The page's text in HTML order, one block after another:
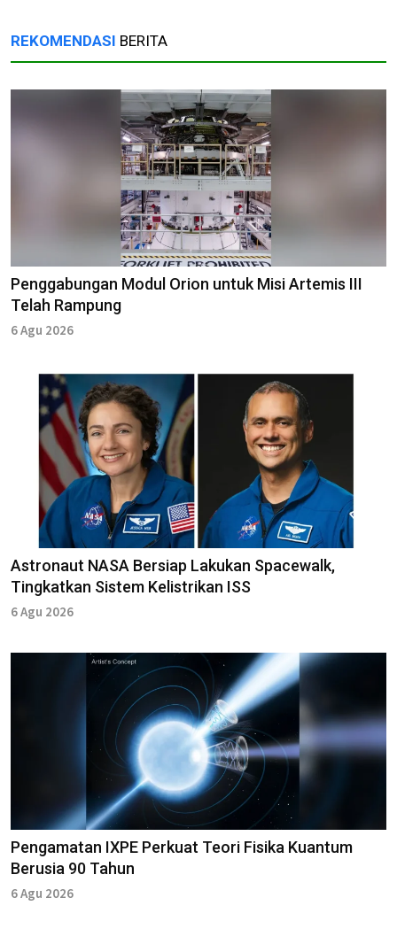
REKOMENDASI BERITA
Penggabungan Modul Orion untuk Misi Artemis III
Telah Rampung
6 Agu 2026
Astronaut NASA Bersiap Lakukan Spacewalk,
Tingkatkan Sistem Kelistrikan ISS
6 Agu 2026
Pengamatan IXPE Perkuat Teori Fisika Kuantum
Berusia 90 Tahun
6 Agu 2026